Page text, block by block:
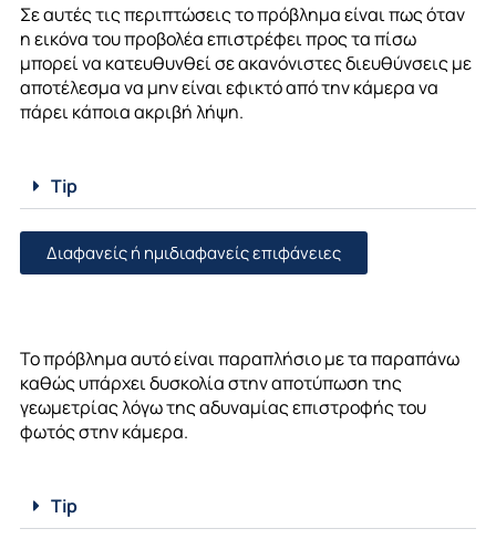
Σε αυτές τις περιπτώσεις το πρόβλημα είναι πως όταν
η εικόνα του προβολέα επιστρέφει προς τα πίσω
μπορεί να κατευθυνθεί σε ακανόνιστες διευθύνσεις με
αποτέλεσμα να μην είναι εφικτό από την κάμερα να
πάρει κάποια ακριβή λήψη.
Tip
Διαφανείς ή ημιδιαφανείς επιφάνειες
Το πρόβλημα αυτό είναι παραπλήσιο με τα παραπάνω
καθώς υπάρχει δυσκολία στην αποτύπωση της
γεωμετρίας λόγω της αδυναμίας επιστροφής του
φωτός στην κάμερα.
Tip